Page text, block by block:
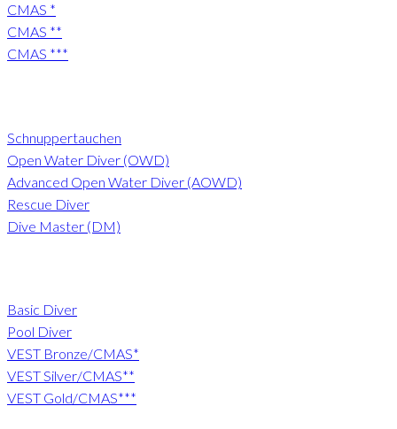
CMAS *
CMAS **
CMAS ***
Schnuppertauchen
Open Water Diver (OWD)
Advanced Open Water Diver (AOWD)
Rescue Diver
Dive Master (DM)
Basic Diver
Pool Diver
VEST Bronze/CMAS*
VEST Silver/CMAS**
VEST Gold/CMAS***